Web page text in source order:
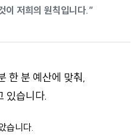
이 저희의 원칙입니다.”
한 분 예산에 맞춰,
있습니다.
습니다.